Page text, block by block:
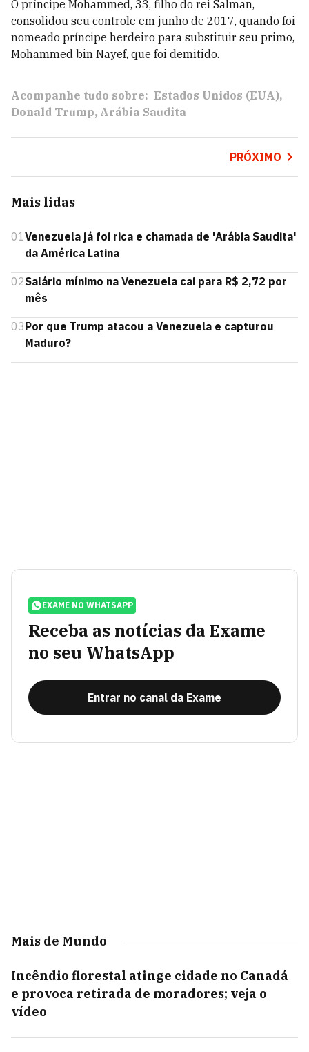
O príncipe Mohammed, 33, filho do rei Salman,
consolidou seu controle em junho de 2017, quando foi
nomeado príncipe herdeiro para substituir seu primo,
Mohammed bin Nayef, que foi demitido.
Acompanhe tudo sobre: Estados Unidos (EUA)
Donald Trump Arábia Saudita
PRÓXIMO
Mais lidas
01Venezuela já foi rica e chamada de 'Arábia Saudita'
da América Latina
02Salário mínimo na Venezuela cai para R$ 2,72 por
mês
03Por que Trump atacou a Venezuela e capturou
Maduro?
EXAME NO WHATSAPP
Receba as notícias da Exame
no seu WhatsApp
Entrar no canal da Exame
Mais de Mundo
Incêndio florestal atinge cidade no Canadá
e provoca retirada de moradores; veja o
vídeo